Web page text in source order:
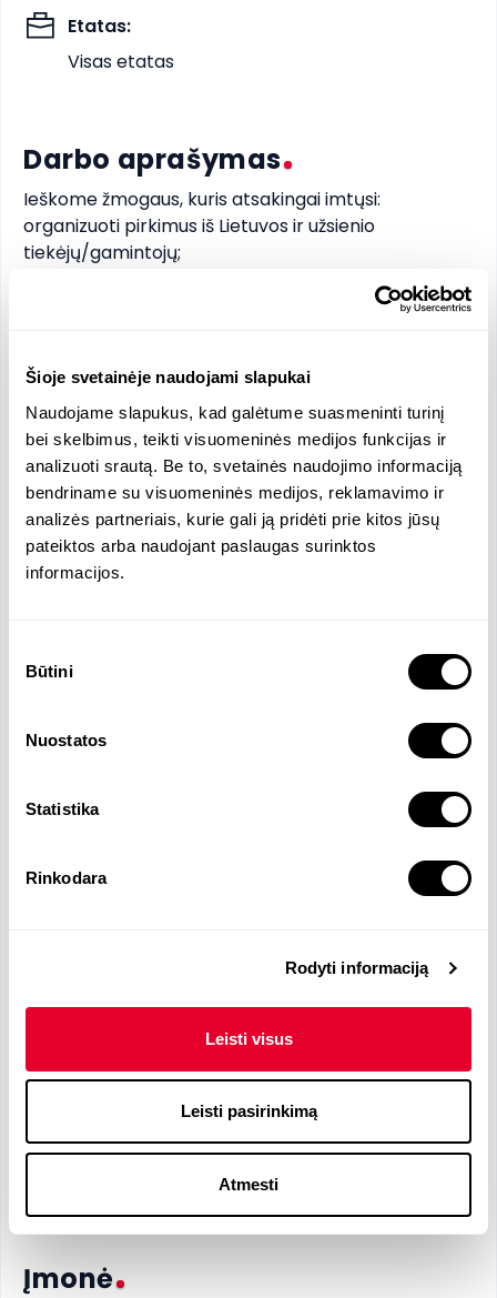
Šioje svetainėje naudojami slapukai
Naudojame slapukus, kad galėtume suasmeninti turinį
bei skelbimus, teikti visuomeninės medijos funkcijas ir
analizuoti srautą. Be to, svetainės naudojimo informaciją
bendriname su visuomeninės medijos, reklamavimo ir
analizės partneriais, kurie gali ją pridėti prie kitos jūsų
pateiktos arba naudojant paslaugas surinktos
informacijos.
pasirinkimas
Būtini
Nuostatos
Statistika
Rinkodara
Rodyti informaciją
Leisti visus
Leisti pasirinkimą
Atmesti
Etatas:
Visas etatas
Darbo aprašymas
Ieškome žmogaus, kuris atsakingai imtųsi:
organizuoti pirkimus iš Lietuvos ir užsienio
tiekėjų/gamintojų;
organizuoti prekių pristatymą klientams laikantis
išrašymą klientams.
Būtų puiku, jei:
turi darbo patirties buhalterinės apskaitos srityje;
gebi dirbti operatyviai;
komandinis darbas Tau vertybė;
gali rašyti anglų kalba.
Funkcijos ir atsakomybės
tiekėjų/gamintojų; stebėti užsakytų prekių judėjimą;
vykdyti prekių pajamavimą ir sąskaitų faktūrų
Reikalingi įgūdžiai
Privalomi įgūdžiai
Buhalterinė apskaita 2 Navision <1
Įmonė